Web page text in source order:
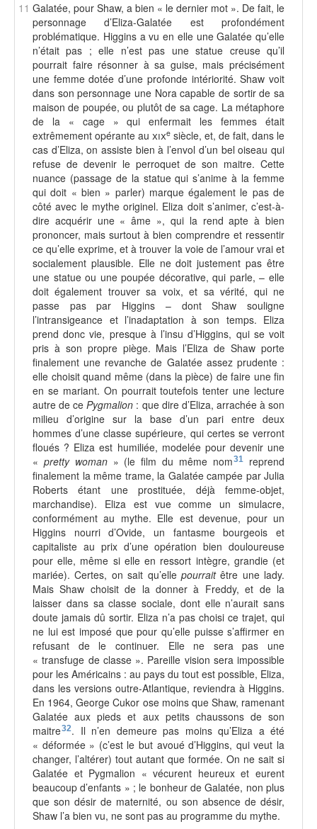
11 Galatée, pour Shaw, a bien « le dernier mot ». De fait, le
personnage d’Eliza-Galatée est profondément
problématique. Higgins a vu en elle une Galatée qu’elle
n’était pas ; elle n’est pas une statue creuse qu’il
pourrait faire résonner à sa guise, mais précisément
une femme dotée d’une profonde intériorité. Shaw voit
dans son personnage une Nora capable de sortir de sa
maison de poupée, ou plutôt de sa cage. La métaphore
de la « cage » qui enfermait les femmes était
extrêmement opérante au xixe siècle, et, de fait, dans le
cas d’Eliza, on assiste bien à l’envol d’un bel oiseau qui
refuse de devenir le perroquet de son maitre. Cette
nuance (passage de la statue qui s’anime à la femme
qui doit « bien » parler) marque également le pas de
côté avec le mythe originel. Eliza doit s’animer, c’est-à-
dire acquérir une « âme », qui la rend apte à bien
prononcer, mais surtout à bien comprendre et ressentir
ce qu’elle exprime, et à trouver la voie de l’amour vrai et
socialement plausible. Elle ne doit justement pas être
une statue ou une poupée décorative, qui parle, – elle
doit également trouver sa voix, et sa vérité, qui ne
passe pas par Higgins – dont Shaw souligne
l’intransigeance et l’inadaptation à son temps. Eliza
prend donc vie, presque à l’insu d’Higgins, qui se voit
pris à son propre piège. Mais l’Eliza de Shaw porte
finalement une revanche de Galatée assez prudente :
elle choisit quand même (dans la pièce) de faire une fin
en se mariant. On pourrait toutefois tenter une lecture
autre de cePygmalion : que dire d’Eliza, arrachée à son
milieu d’origine sur la base d’un pari entre deux
hommes d’une classe supérieure, qui certes se verront
floués ? Eliza est humiliée, modelée pour devenir une
« pretty woman» (le film du même nom31
reprend
finalement la même trame, la Galatée campée par Julia
Roberts étant une prostituée, déjà femme-objet,
marchandise). Eliza est vue comme un simulacre,
conformément au mythe. Elle est devenue, pour un
Higgins nourri d’Ovide, un fantasme bourgeois et
capitaliste au prix d’une opération bien douloureuse
pour elle, même si elle en ressort intègre, grandie (et
mariée). Certes, on sait qu’elle pourraitêtre une lady.
Mais Shaw choisit de la donner à Freddy, et de la
laisser dans sa classe sociale, dont elle n’aurait sans
doute jamais dû sortir. Eliza n’a pas choisi ce trajet, qui
ne lui est imposé que pour qu’elle puisse s’affirmer en
refusant de le continuer. Elle ne sera pas une
« transfuge de classe ». Pareille vision sera impossible
pour les Américains : au pays du tout est possible, Eliza,
dans les versions outre-Atlantique, reviendra à Higgins.
En 1964, George Cukor ose moins que Shaw, ramenant
Galatée aux pieds et aux petits chaussons de son
maitre32. Il n’en demeure pas moins qu’Eliza a été
« déformée » (c’est le but avoué d’Higgins, qui veut la
changer, l’altérer) tout autant que formée. On ne sait si
Galatée et Pygmalion « vécurent heureux et eurent
beaucoup d’enfants » ; le bonheur de Galatée, non plus
que son désir de maternité, ou son absence de désir,
Shaw l’a bien vu, ne sont pas au programme du mythe.